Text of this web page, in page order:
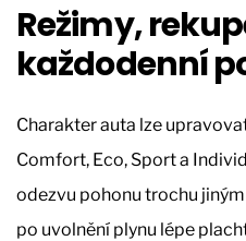
Režimy,
každodenní
Charakter auta lze
Comfort, Eco, Sport a
odezvu pohonu trochu
po uvolnění plynu lépe